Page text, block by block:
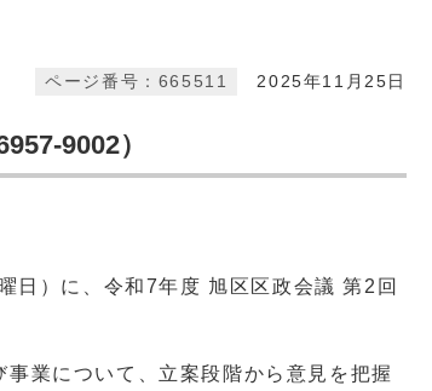
2025年11月25日
ページ番号：665511
9002）
）に、令和7年度 旭区区政会議 第2回
業について、立案段階から意見を把握